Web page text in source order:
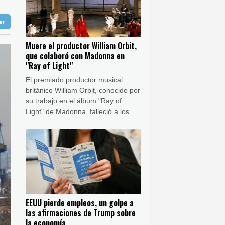
31 °C
39 °C
Ibiza
31 °C
41 °C
de la tensión con Irán
por asilo
la economía
en la frontera
Muere el productor William Orbit,
que colaboró con Madonna en
"Ray of Light"
El premiado productor musical
británico William Orbit, conocido por
su trabajo en el álbum "Ray of
Light" de Madonna, falleció a los 69
en redes sociales.
EEUU pierde empleos, un golpe a
las afirmaciones de Trump sobre